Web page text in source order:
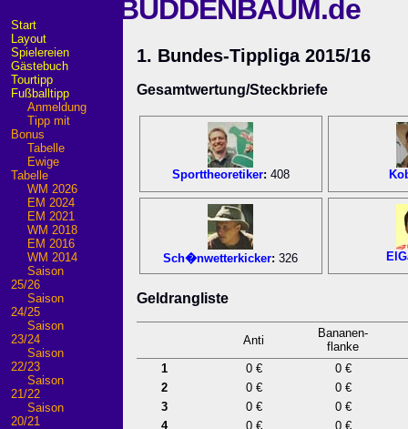
Start
Layout
Spielereien
Gästebuch
Tourtipp
Fußballtipp
Anmeldung
Tipp mit
Bonus
Tabelle
Ewige
Tabelle
WM 2026
EM 2024
EM 2021
WM 2018
EM 2016
WM 2014
Saison
25/26
Saison
24/25
Saison
23/24
Saison
22/23
Saison
21/22
Saison
20/21
BUDDENBAUM.de
1. Bundes-Tippliga 2015/16
Gesamtwertung/Steckbriefe
Sporttheoretiker: 408
Sch�nwetterkicker: 326
Geldrangliste
Anti
Bananen-
flanke
1
0 €
0 €
2
0 €
0 €
3
0 €
0 €
4
0 €
0 €